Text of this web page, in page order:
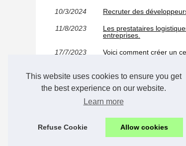
This website uses cookies to ensure you get
the best experience on our website.
Learn more
Refuse Cookie Allow cookies
10/3/2024 Recruter des
11/8/2023
Les prestataires
entreprises.
17/7/2023 Voici comment créer un
Gestion du temps au
29/9/2022 Les véhicules de
20/8/2022 What is Custom PHP
PHP Development